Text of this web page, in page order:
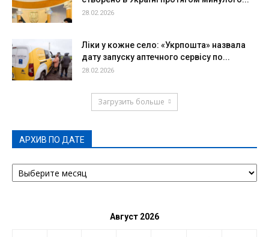
28.02.2026
Ліки у кожне село: «Укрпошта» назвала
дату запуску аптечного сервісу по...
28.02.2026
Загрузить больше
АРХИВ ПО ДАТЕ
АРХИВ
ПО
Август 2026